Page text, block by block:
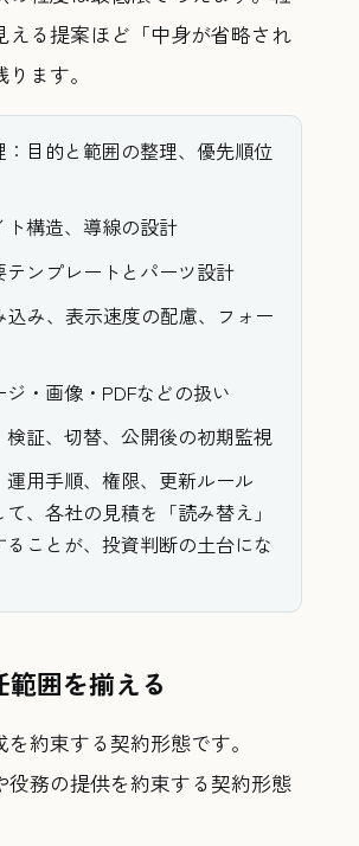
える提案ほど「中身が省略され
ます。
目的と範囲の整理、優先順位
構造、導線の設計
テンプレートとパーツ設計
込み、表示速度の配慮、フォー
・画像・PDFなどの扱い
検証、切替、公開後の初期監視
運用手順、権限、更新ルール
、各社の見積を「読み替え」
ことが、投資判断の土台にな
囲を揃える
約束する契約形態です。
役務の提供を約束する契約形態